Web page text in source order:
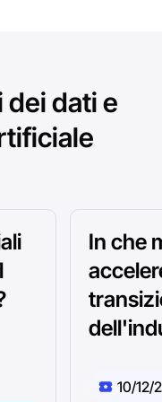
dati e
In che
10/12/